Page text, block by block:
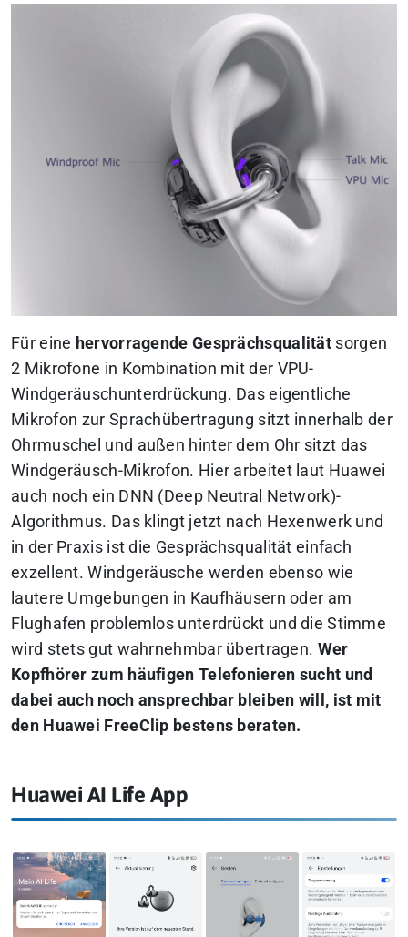
Für eine hervorragende Gesprächsqualität sorgen
2 Mikrofone in Kombination mit der VPU-
Windgeräuschunterdrückung. Das eigentliche
Mikrofon zur Sprachübertragung sitzt innerhalb der
Ohrmuschel und außen hinter dem Ohr sitzt das
Windgeräusch-Mikrofon. Hier arbeitet laut Huawei
auch noch ein DNN (Deep Neutral Network)-
Algorithmus. Das klingt jetzt nach Hexenwerk und
in der Praxis ist die Gesprächsqualität einfach
exzellent. Windgeräusche werden ebenso wie
lautere Umgebungen in Kaufhäusern oder am
Flughafen problemlos unterdrückt und die Stimme
wird stets gut wahrnehmbar übertragen. Wer
Kopfhörer zum häufigen Telefonieren sucht und
dabei auch noch ansprechbar bleiben will, ist mit
den Huawei FreeClip bestens beraten.
Huawei AI Life App